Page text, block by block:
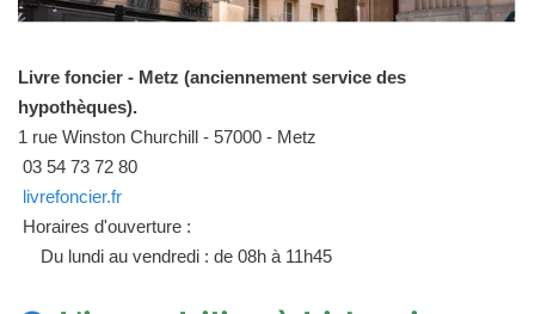
Livre foncier - Metz (anciennement service des
hypothèques).
1 rue Winston Churchill - 57000 - Metz
03 54 73 72 80
livrefoncier.fr
Horaires d'ouverture :
Du lundi au vendredi : de 08h à 11h45